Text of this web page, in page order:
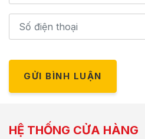
GỬI BÌNH LUẬN
HỆ THỐNG CỬA HÀNG